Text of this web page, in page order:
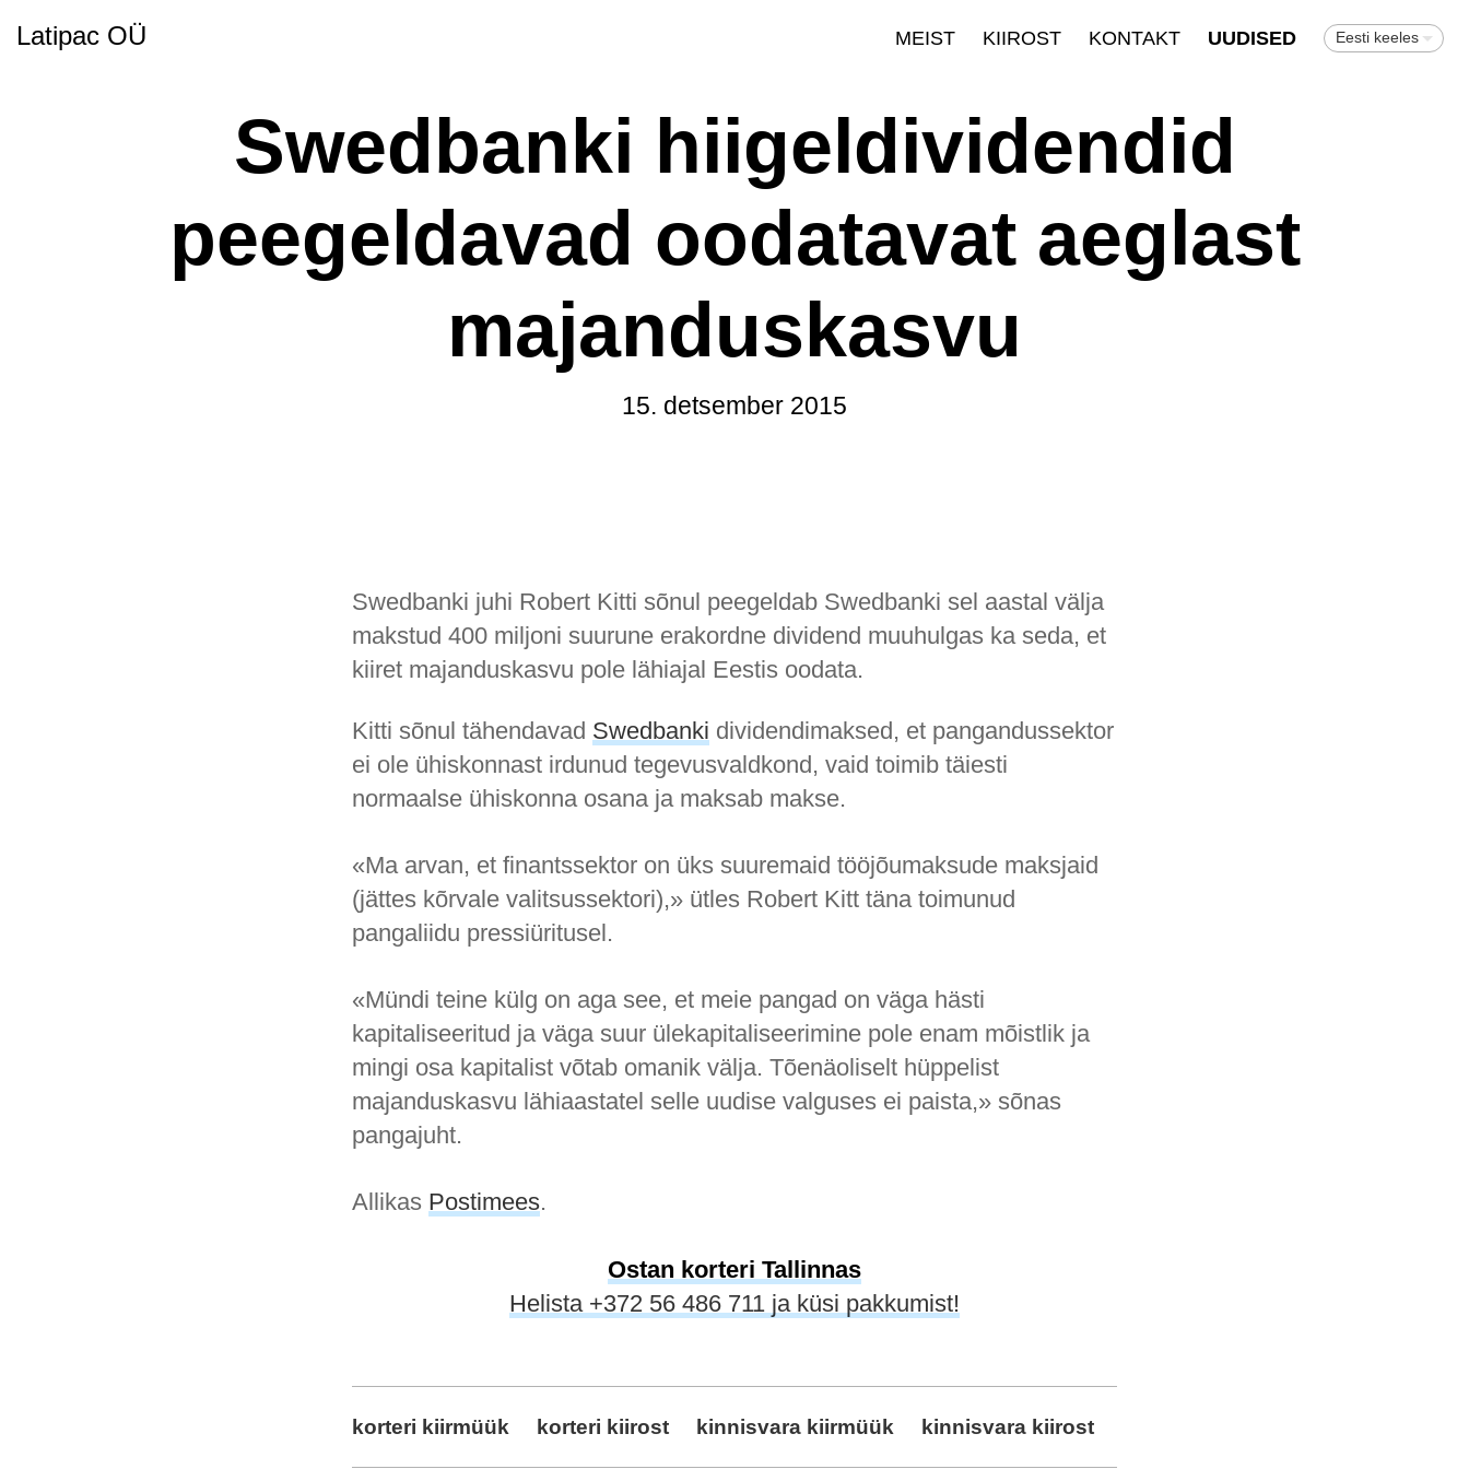
Latipac OÜ MEIST KIIROST KONTAKT UUDISED Eesti keeles
Swedbanki hiigeldividendid
peegeldavad oodatavat aeglast
majanduskasvu
15. detsember 2015
Swedbanki juhi Robert Kitti sõnul peegeldab Swedbanki sel aastal välja
makstud 400 miljoni suurune erakordne dividend muuhulgas ka seda, et
kiiret majanduskasvu pole lähiajal Eestis oodata.
Kitti sõnul tähendavad Swedbanki dividendimaksed, et pangandussektor
ei ole ühiskonnast irdunud tegevusvaldkond, vaid toimib täiesti
normaalse ühiskonna osana ja maksab makse.
«Ma arvan, et finantssektor on üks suuremaid tööjõumaksude maksjaid
(jättes kõrvale valitsussektori),» ütles Robert Kitt täna toimunud
pangaliidu pressiüritusel.
«Mündi teine külg on aga see, et meie pangad on väga hästi
kapitaliseeritud ja väga suur ülekapitaliseerimine pole enam mõistlik ja
mingi osa kapitalist võtab omanik välja. Tõenäoliselt hüppelist
majanduskasvu lähiaastatel selle uudise valguses ei paista,» sõnas
pangajuht.
Allikas Postimees.
Ostan korteri Tallinnas
Helista +372 56 486 711 ja küsi pakkumist!
korteri kiirmüük korteri kiirost kinnisvara kiirmüük kinnisvara kiirost